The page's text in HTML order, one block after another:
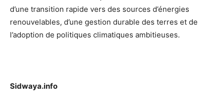
d’une transition rapide vers des sources d’énergies
renouvelables, d’une gestion durable des terres et de
l’adoption de politiques climatiques ambitieuses.
Sidwaya.info